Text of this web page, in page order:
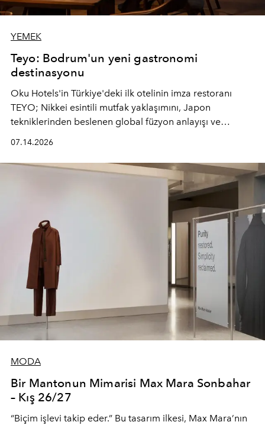
YEMEK
Teyo: Bodrum'un yeni gastronomi
destinasyonu
Oku Hotels'in Türkiye'deki ilk otelinin imza restoranı
TEYO; Nikkei esintili mutfak yaklaşımını, Japon
tekniklerinden beslenen global füzyon anlayışı ve
07.14.2026
MODA
Bir Mantonun Mimarisi Max Mara Sonbahar
– Kış 26/27
“Biçim işlevi takip eder.” Bu tasarım ilkesi, Max Mara’nın